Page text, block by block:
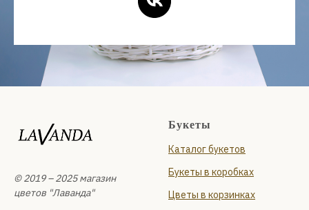
© 2019 – 2025 магазин
цветов "Лаванда"
Букеты
Каталог букетов
Букеты в коробках
Цветы в корзинках